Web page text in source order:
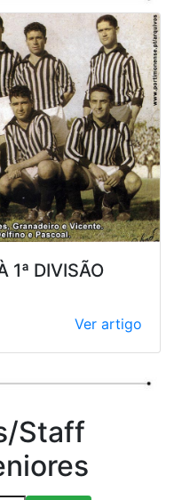
1ª DIVISÃO
Ver artigo
Staff